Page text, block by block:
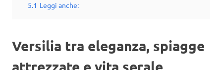
5.1 Leggi anche:
Versilia tra eleganza, spiagge
attrezzate e vita serale